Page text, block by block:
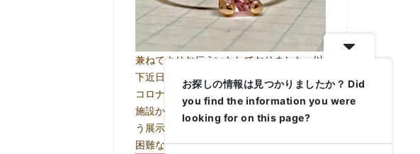
兼ねてよりお伝えいたしておりました、以
下近日の展示会につきまして 直近の新型
コロナウイルス感染症の状況により、当該
施設からの指示により 積極的な集客を伴
う展示会という形でイベントを行うことが
困難な状況と なり、完全予約性 …
お探しの情報は見つかりましたか？ Did
you find the information you were
looking for on this page?